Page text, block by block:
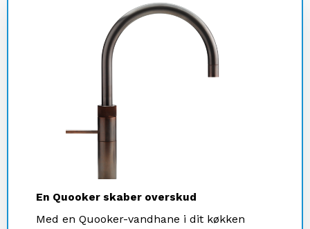
En Quooker skaber overskud
Med en Quooker-vandhane i dit køkken